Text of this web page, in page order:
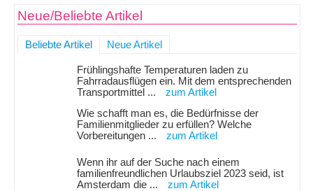
Neue/Beliebte Artikel
Beliebte Artikel Neue Artikel
Frühlingshafte Temperaturen laden zu
Fahrradausflügen ein. Mit dem entsprechenden
Transportmittel ...
zum Artikel
Wie schafft man es, die Bedürfnisse der
Familienmitglieder zu erfüllen? Welche
Vorbereitungen ...
zum Artikel
Wenn ihr auf der Suche nach einem
familienfreundlichen Urlaubsziel 2023 seid, ist
Amsterdam die ...
zum Artikel